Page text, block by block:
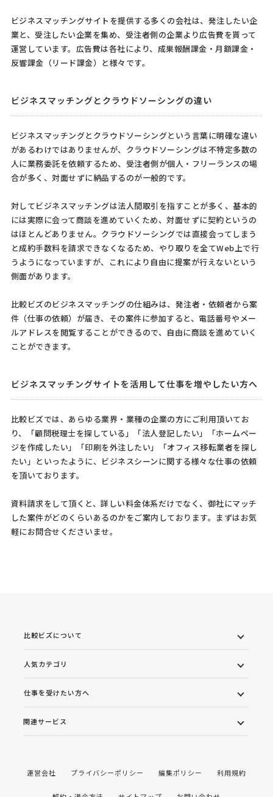
ビジネスマッチングサイトを提供する多くの会社は、発注したい企
業と、受注したい企業を集め、受注者側の企業より広告費を貰って
運営しています。広告費は各社により、成果報酬課金・月額課金・
反響課金（リード課金）と様々です。
ビジネスマッチングとクラウドソーシングの違い
ビジネスマッチングとクラウドソーシングという言葉に明確な違い
があるわけではありませんが、クラウドソーシングは不特定多数の
人に業務委託を依頼するため、受注者側が個人・フリーランスの場
合が多く、対面せずに納品するのが一般的です。
対してビジネスマッチングは法人間取引を指すことが多く、基本的
には実際に会って商談を進めていくため、対面せずに契約というの
はほとんどありません。クラウドソーシングでは直接会ってしまう
と成約手数料を請求できなくなるため、やり取りを全てWeb上で行
うようになっていますが、これにより自由に提案が行えないという
側面があります。
比較ビズのビジネスマッチングの仕組みは、発注者・依頼者から案
件（仕事の依頼）が届き、その案件に参加すると、電話番号やメー
ルアドレスを閲覧することができるので、自由に商談を進めていく
ことができます。
ビジネスマッチングサイトを活用して仕事を増やしたい方へ
比較ビズでは、あらゆる業界・業種の企業の方にご利用頂いてお
り、「顧問税理士を探している」「法人登記したい」「ホームペー
ジを作成したい」「印刷を外注したい」「オフィス移転業者を探し
たい」といったように、ビジネスシーンに関する様々な仕事の依頼
を頂いております。
資料請求をして頂くと、詳しい料金体系だけでなく、御社にマッチ
した案件がどのくらいあるのかをご案内しております。まずはお気
軽にお問合せくださいませ。
比較ビズについて
人気カテゴリ
仕事を受けたい方へ
関連サービス
運営会社 プライバシーポリシー 編集ポリシー 利用規約